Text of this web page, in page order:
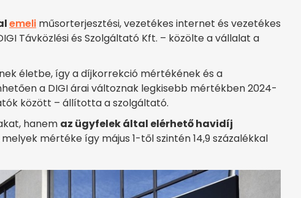
emeli műsorterjesztési, vezetékes internet és vezetékes
Távközlési és Szolgáltató Kft. – közölte a vállalat a
életbe, így a díjkorrekció mértékének és a
a DIGI árai változnak legkisebb mértékben 2024-
között – állította a szolgáltató.
hanem az ügyfelek által elérhető havidíj
melyek mértéke így május 1-től szintén 14,9 százalékkal